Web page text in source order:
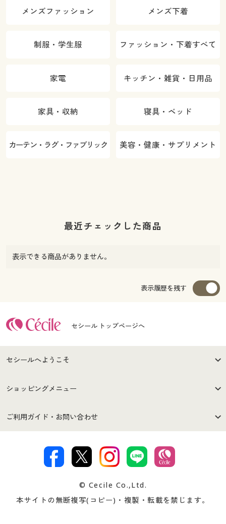
メンズファッション メンズ下着
制服・学生服 ファッション・下着すべて
家電 キッチン・雑貨・日用品
家具・収納 寝具・ベッド
カーテン・ラグ・ファブリック 美容・健康・サプリメント
最近チェックした商品
表示できる商品がありません。
表示履歴を残す
セシール トップページへ
セシールへようこそ
はじめての方へ
セシールご利用規約
著作権・商標について 会社案内
ショッピングメニュー
商品カテゴリ
プレゼント＆キャンペーン サイトマップ
ご利用ガイド・お問い合わせ
交換・返品は お支払は
ついて
忘れの場合
© Cecile Co.,Ltd.
本サイトの無断複写(コピー)・複製・転載を禁じます。